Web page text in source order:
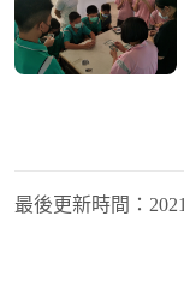
最後更新時間：